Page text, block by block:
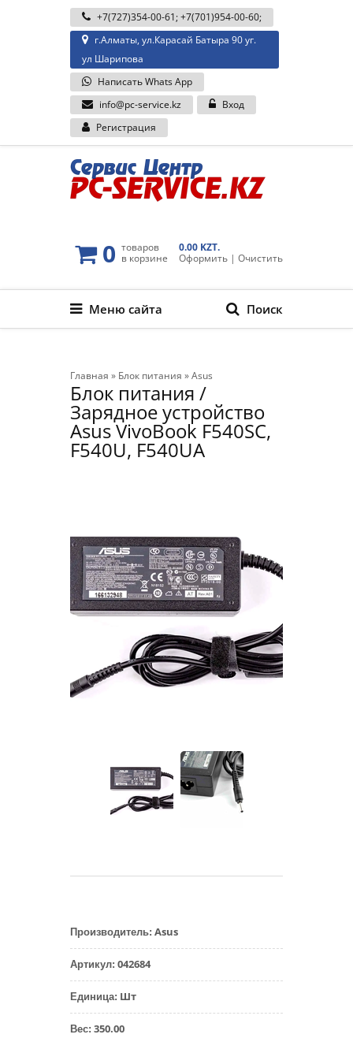
+7(727)354-00-61;+7(701)954-00-60;
г.Алматы, ул.Карасай Батыра 90 уг.
ул Шарипова
Написать Whats App
info@pc-service.kz
Вход
Регистрация
0 товаров
в корзине
0.00 KZT.
Оформить | Очистить
Меню сайта Поиск
Главная » Блок питания »Asus
Блок питания /
Зарядное устройство
Asus VivoBook F540SC,
F540U, F540UA
Производитель: Asus
Артикул: 042684
Единица: Шт
Вес: 350.00